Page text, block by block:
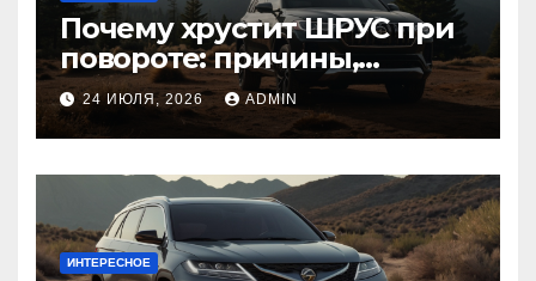
Почему хрустит ШРУС при
повороте: причины,
диагностика
24 ИЮЛЯ, 2026 ADMIN
ИНТЕРЕСНОЕ